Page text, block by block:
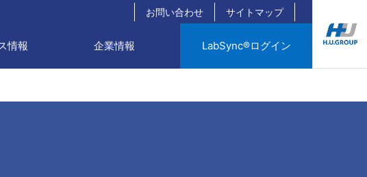
情報 企業情報 LabSync®ログイン
お問い合わせ サイトマップ